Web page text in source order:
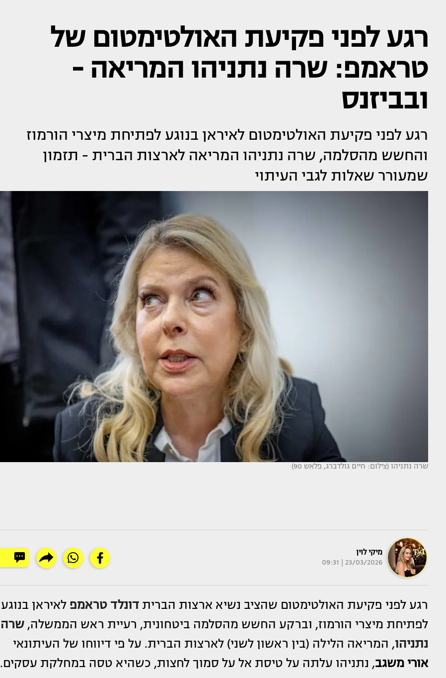
רגע לפני פקיעת האולטימטום של
טראמפ: שרה נתניהו המריאה -
ובביזנס
רגע לפני פקיעת האולטימטום לאיראן בנוגע לפתיחת מיצרי הורמוז
והחשש מהסלמה, שרה נתניהו המריאה לארצות הברית - תזמון
שמעורר שאלות לגבי העיתוי
שרה נתניהו (צילום: חיים גולדברג, פלאש 90)
מיקי לוין
23/03/2026 | 09:31
רגע לפני פקיעת האולטימטום שהציב נשיא ארצות הבריתדונלד טראמפ לאיראן בנוגע
לפתיחת מיצרי הורמוז, וברקע החשש מהסלמה ביטחונית, רעיית ראש הממשלה,שרה
נתניהו, המריאה הלילה (בין ראשון לשני) לארצות הברית. על פי דיווחו של העיתונאי
אורי משגב, נתניהו עלתה על טיסת אל על סמוך לחצות, כשהיא טסה במחלקת עסקים.